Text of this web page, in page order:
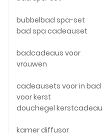
bubbelbad spa-set
bad spa cadeauset
badcadeaus voor
vrouwen
cadeausets voor in bad
voor kerst
douchegel kerstcadeau
kamer diffusor